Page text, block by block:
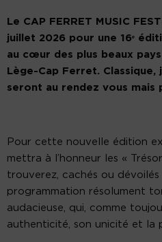
Le CAP FERRET MUSIC
juillet 2026 pour une 16ᵉ
au cœur des plus beaux
Lège-Cap Ferret.
seront au rendez vous mais
Pour cette nouvelle édition
mettra à l’honneur les «
trouverez, cachés ou dévoilés
programmation résolument
audacieuse, qui, comme
authenticité, son unicité et la